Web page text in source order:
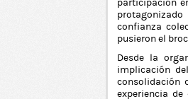
participación
confianza
pusieron el
Desde la
implicación
consolidación
experiencia